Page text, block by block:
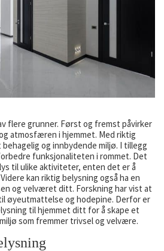
flere grunner. Først og fremst påvirker
atmosfæren i hjemmet. Med riktig
og innbydende miljø. I tillegg
funksjonaliteten i rommet. Det
til ulike aktiviteter, enten det er å
kan riktig belysning også ha en
og velværet ditt. Forskning har vist at
øyeutmattelse og hodepine. Derfor er
til hjemmet ditt for å skape et
som fremmer trivsel og velvære.